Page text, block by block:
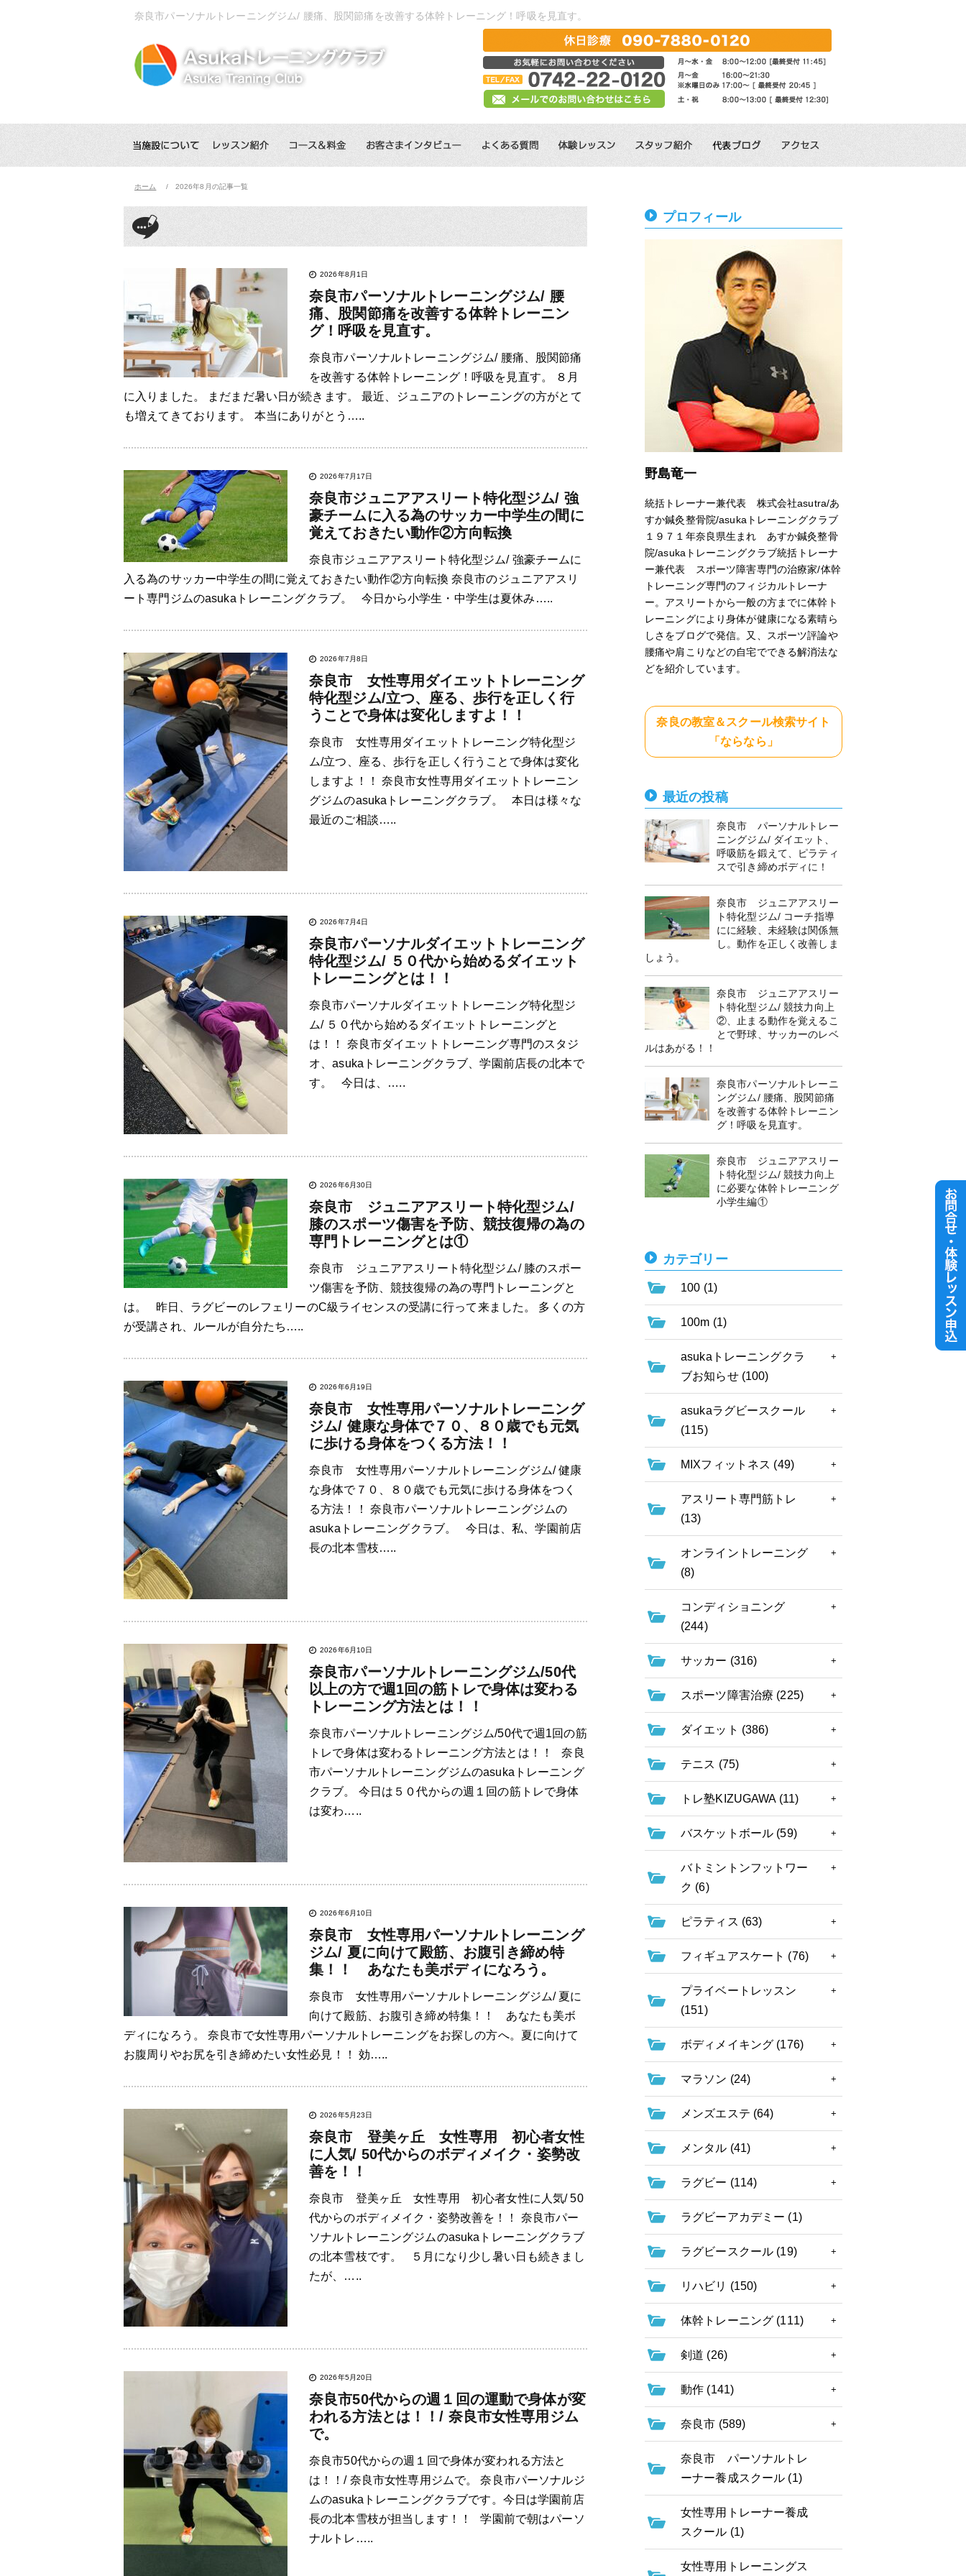
奈良市パーソナルトレーニングジム/ 腰痛、股関節痛を改善する体幹トレーニング！呼吸を見直す。
ホーム 2026年8月の記事一覧
2026年8月1日
奈良市パーソナルトレーニングジム/ 腰
痛、股関節痛を改善する体幹トレーニン
グ！呼吸を見直す。
奈良市パーソナルトレーニングジム/ 腰痛、股関節痛
を改善する体幹トレーニング！呼吸を見直す。 ８月
に入りました。 まだまだ暑い日が続きます。 最近、ジュニアのトレーニングの方がとて
も増えてきております。 本当にありがとう…..
2026年7月17日
奈良市ジュニアアスリート特化型ジム/ 強
豪チームに入る為のサッカー中学生の間に
覚えておきたい動作②方向転換
奈良市ジュニアアスリート特化型ジム/ 強豪チームに
入る為のサッカー中学生の間に覚えておきたい動作②方向転換 奈良市のジュニアアスリ
ート専門ジムのasukaトレーニングクラブ。 今日から小学生・中学生は夏休み…..
2026年7月8日
奈良市 女性専用ダイエットトレーニング
特化型ジム/立つ、座る、歩行を正しく行
うことで身体は変化しますよ！！
奈良市 女性専用ダイエットトレーニング特化型ジ
ム/立つ、座る、歩行を正しく行うことで身体は変化
しますよ！！ 奈良市女性専用ダイエットトレーニン
グジムのasukaトレーニングクラブ。 本日は様々な
最近のご相談…..
2026年7月4日
奈良市パーソナルダイエットトレーニング
特化型ジム/ ５０代から始めるダイエット
トレーニングとは！！
奈良市パーソナルダイエットトレーニング特化型ジ
ム/ ５０代から始めるダイエットトレーニングと
は！！ 奈良市ダイエットトレーニング専門のスタジ
オ、asukaトレーニングクラブ、学園前店長の北本で
す。 今日は、…..
2026年6月30日
奈良市 ジュニアアスリート特化型ジム/
膝のスポーツ傷害を予防、競技復帰の為の
専門トレーニングとは①
奈良市 ジュニアアスリート特化型ジム/ 膝のスポー
ツ傷害を予防、競技復帰の為の専門トレーニングと
は。 昨日、ラグビーのレフェリーのC級ライセンスの受講に行って来ました。 多くの方
が受講され、ルールが自分たち…..
2026年6月19日
奈良市 女性専用パーソナルトレーニング
ジム/ 健康な身体で７０、８０歳でも元気
に歩ける身体をつくる方法！！
奈良市 女性専用パーソナルトレーニングジム/ 健康
な身体で７０、８０歳でも元気に歩ける身体をつく
る方法！！ 奈良市パーソナルトレーニングジムの
asukaトレーニングクラブ。 今日は、私、学園前店
長の北本雪枝…..
2026年6月10日
奈良市パーソナルトレーニングジム/50代
以上の方で週1回の筋トレで身体は変わる
トレーニング方法とは！！
奈良市パーソナルトレーニングジム/50代で週1回の筋
トレで身体は変わるトレーニング方法とは！！ 奈良
市パーソナルトレーニングジムのasukaトレーニング
クラブ。 今日は５０代からの週１回の筋トレで身体
は変わ…..
2026年6月10日
奈良市 女性専用パーソナルトレーニング
ジム/ 夏に向けて殿筋、お腹引き締め特
集！！ あなたも美ボディになろう。
奈良市 女性専用パーソナルトレーニングジム/ 夏に
向けて殿筋、お腹引き締め特集！！ あなたも美ボ
ディになろう。 奈良市で女性専用パーソナルトレーニングをお探しの方へ。夏に向けて
お腹周りやお尻を引き締めたい女性必見！！ 効…..
2026年5月23日
奈良市 登美ヶ丘 女性専用 初心者女性
に人気/ 50代からのボディメイク・姿勢改
善を！！
奈良市 登美ヶ丘 女性専用 初心者女性に人気/ 50
代からのボディメイク・姿勢改善を！！ 奈良市パー
ソナルトレーニングジムのasukaトレーニングクラブ
の北本雪枝です。 ５月になり少し暑い日も続きまし
たが、…..
2026年5月20日
奈良市50代からの週１回の運動で身体が変
われる方法とは！！/ 奈良市女性専用ジム
で。
奈良市50代からの週１回で身体が変われる方法と
は！！/ 奈良市女性専用ジムで。 奈良市パーソナルジ
ムのasukaトレーニングクラブです。今日は学園前店
長の北本雪枝が担当します！！ 学園前で朝はパーソ
ナルトレ…..
プロフィール
野島竜一
統括トレーナー兼代表 株式会社asutra/あ
すか鍼灸整骨院/asukaトレーニングクラブ
１９７１年奈良県生まれ あすか鍼灸整骨
院/asukaトレーニングクラブ統括トレーナ
ー兼代表 スポーツ障害専門の治療家/体幹
トレーニング専門のフィジカルトレーナ
ー。アスリートから一般の方までに体幹ト
レーニングにより身体が健康になる素晴ら
しさをブログで発信。又、スポーツ評論や
腰痛や肩こりなどの自宅でできる解消法な
どを紹介しています。
奈良の教室＆スクール検索サイト
「ならなら」
最近の投稿
奈良市 パーソナルトレー
ニングジム/ ダイエット、
呼吸筋を鍛えて、ピラティ
スで引き締めボディに！
奈良市 ジュニアアスリー
ト特化型ジム/ コーチ指導
にに経験、未経験は関係無
し。動作を正しく改善しま
しょう。
奈良市 ジュニアアスリー
ト特化型ジム/ 競技力向上
②、止まる動作を覚えるこ
とで野球、サッカーのレベ
ルはあがる！！
奈良市パーソナルトレーニ
ングジム/ 腰痛、股関節痛
を改善する体幹トレーニン
グ！呼吸を見直す。
奈良市 ジュニアアスリー
ト特化型ジム/ 競技力向上
に必要な体幹トレーニング
小学生編①
カテゴリー
100 (1)
100m (1)
asukaトレーニングクラ
ブお知らせ (100)
asukaラグビースクール
(115)
MIXフィットネス (49)
アスリート専門筋トレ
(13)
オンライントレーニング
(8)
コンディショニング
(244)
サッカー (316)
スポーツ障害治療 (225)
ダイエット (386)
テニス (75)
トレ塾KIZUGAWA (11)
バスケットボール (59)
バトミントンフットワー
ク (6)
ピラティス (63)
フィギュアスケート (76)
プライベートレッスン
(151)
ボディメイキング (176)
マラソン (24)
メンズエステ (64)
メンタル (41)
ラグビー (114)
ラグビーアカデミー (1)
ラグビースクール (19)
リハビリ (150)
体幹トレーニング (111)
剣道 (26)
動作 (141)
奈良市 (589)
奈良市 パーソナルトレ
ーナー養成スクール (1)
女性専用トレーナー養成
スクール (1)
女性専用トレーニングス